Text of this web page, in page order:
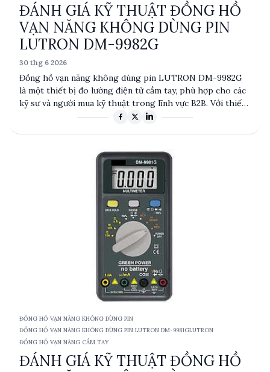
ĐÁNH GIÁ KỸ THUẬT ĐỒNG HỒ
VẠN NĂNG KHÔNG DÙNG PIN
LUTRON DM-9982G
30 thg 6 2026
Đồng hồ vạn năng không dùng pin LUTRON DM-9982G
là một thiết bị đo lường điện tử cầm tay, phù hợp cho các
kỹ sư và người mua kỹ thuật trong lĩnh vực B2B. Với thiết
kế không cần pin, sản phẩm này mang lại sự tiện lợi và bền
hoạt và độ tin cậy, phù hợp cho nhiều môi trường làm việc
ĐỒNG HỒ VẠN NĂNG KHÔNG DÙNG PIN
ĐỒNG HỒ VẠN NĂNG KHÔNG DÙNG PIN LUTRON DM-9981GLUTRON
ĐỒNG HỒ VẠN NĂNG CẦM TAY
ĐÁNH GIÁ KỸ THUẬT ĐỒNG HỒ